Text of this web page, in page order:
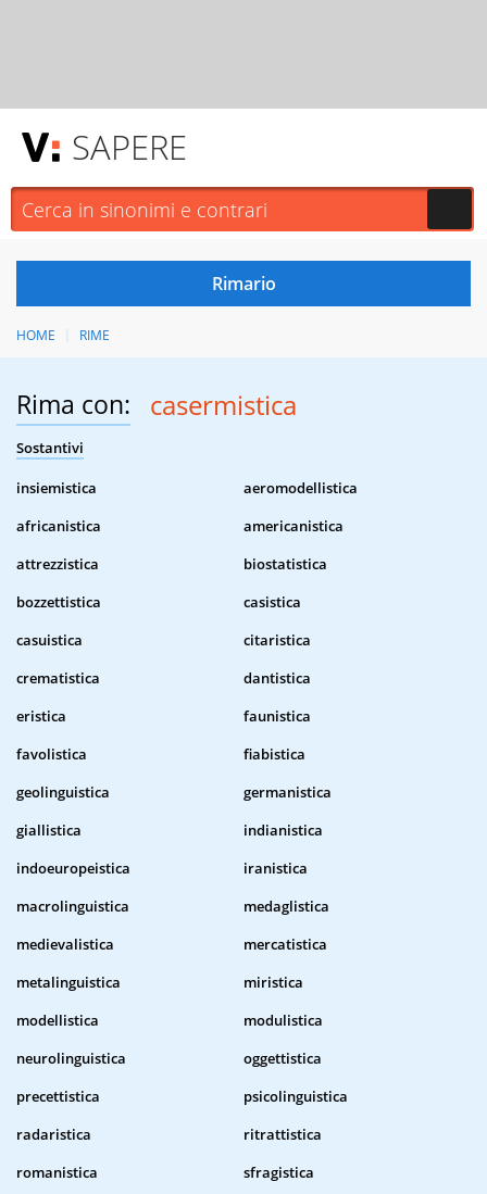
SAPERE
HOME RIME
Rima con: casermistica
Sostantivi
insiemistica
aeromodellistica
africanistica
americanistica
attrezzistica
biostatistica
bozzettistica
casistica
casuistica
citaristica
crematistica
dantistica
eristica
faunistica
favolistica
fiabistica
geolinguistica
germanistica
giallistica
indianistica
indoeuropeistica
iranistica
macrolinguistica
medaglistica
medievalistica
mercatistica
metalinguistica
miristica
modellistica
modulistica
neurolinguistica
oggettistica
precettistica
psicolinguistica
radaristica
ritrattistica
romanistica
sfragistica